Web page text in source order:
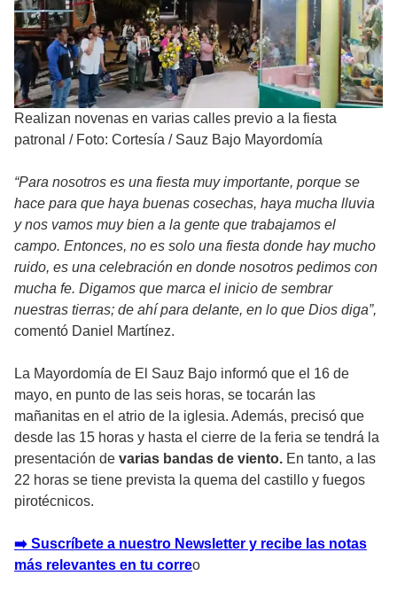
Realizan novenas en varias calles previo a la fiesta
patronal / Foto: Cortesía / Sauz Bajo Mayordomía
“Para nosotros es una fiesta muy importante, porque se
hace para que haya buenas cosechas, haya mucha lluvia
y nos vamos muy bien a la gente que trabajamos el
campo. Entonces, no es solo una fiesta donde hay mucho
ruido, es una celebración en donde nosotros pedimos con
mucha fe. Digamos que marca el inicio de sembrar
nuestras tierras; de ahí para delante, en lo que Dios diga”,
comentó Daniel Martínez.
La Mayordomía de El Sauz Bajo informó que el 16 de
mayo, en punto de las seis horas, se tocarán las
mañanitas en el atrio de la iglesia. Además, precisó que
desde las 15 horas y hasta el cierre de la feria se tendrá la
presentación de varias bandas de viento. En tanto, a las
22 horas se tiene prevista la quema del castillo y fuegos
pirotécnicos.
➡️ Suscríbete a nuestro Newsletter y recibe las notas
más relevantes en tu correo